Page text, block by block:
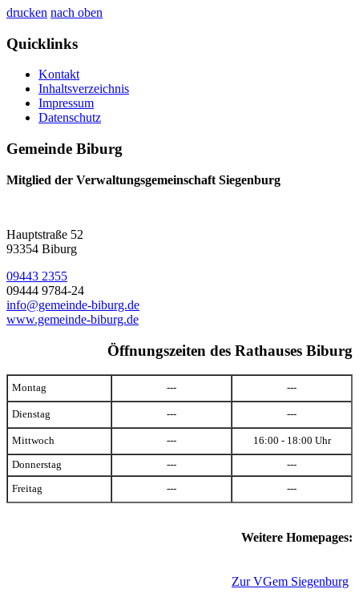
drucken nach oben
Quicklinks
Kontakt
Inhaltsverzeichnis
Impressum
Datenschutz
Gemeinde Biburg
Mitglied der Verwaltungsgemeinschaft Siegenburg
Hauptstraße 52
93354 Biburg
09443 2355
09444 9784-24
info@gemeinde-biburg.de
www.gemeinde-biburg.de
Öffnungszeiten des Rathauses Biburg
Montag --- ---
Dienstag --- ---
Mittwoch --- 16:00 - 18:00 Uhr
Donnerstag --- ---
Freitag --- ---
Weitere Homepages:
Zur VGem Siegenburg